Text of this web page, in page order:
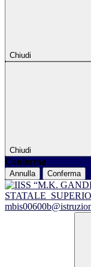
Chiudi
Chiudi
Conferma
Annulla Conferma
STATALE